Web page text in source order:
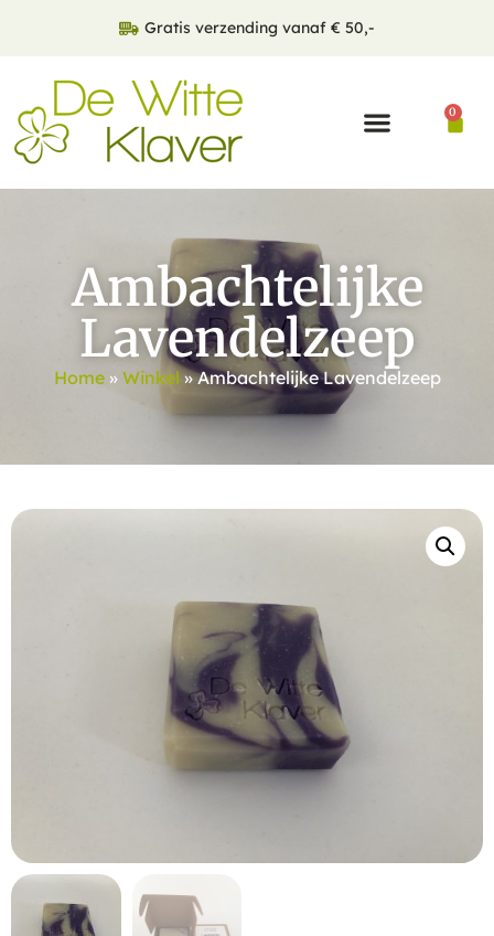
Gratis verzending vanaf € 50,-
0
Ambachtelijke
Lavendelzeep
Home» Winkel»Ambachtelijke Lavendelzeep